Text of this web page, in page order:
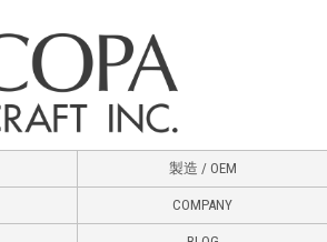
製造 / OEM
COMPANY